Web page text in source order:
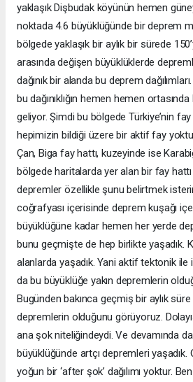
yaklaşık Dişbudak köyünün hemen
noktada 4.6 büyüklüğünde bir deprem
bölgede yaklaşık bir aylık bir sürede
arasında değişen büyüklüklerde
dağınık bir alanda bu deprem
bu dağınıklığın hemen hemen
geliyor. Şimdi bu bölgede Türkiye’nin
hepimizin bildiği üzere bir aktif fay
Çan, Biga fay hattı, kuzeyinde ise
bölgede haritalarda yer alan bir fay
depremler özellikle şunu belirtmek
coğrafyası içerisinde deprem kuşağı
büyüklüğüne kadar hemen her yerde
bunu geçmişte de hep birlikte yaşadık.
alanlarda yaşadık. Yani aktif tektonik
da bu büyüklüğe yakın depremlerin
Bugünden bakınca geçmiş bir aylık
depremlerin olduğunu görüyoruz.
ana şok niteliğindeydi. Ve devamında
büyüklüğünde artçı depremleri yaşadık.
yoğun bir ‘after şok’ dağılımı yoktur.